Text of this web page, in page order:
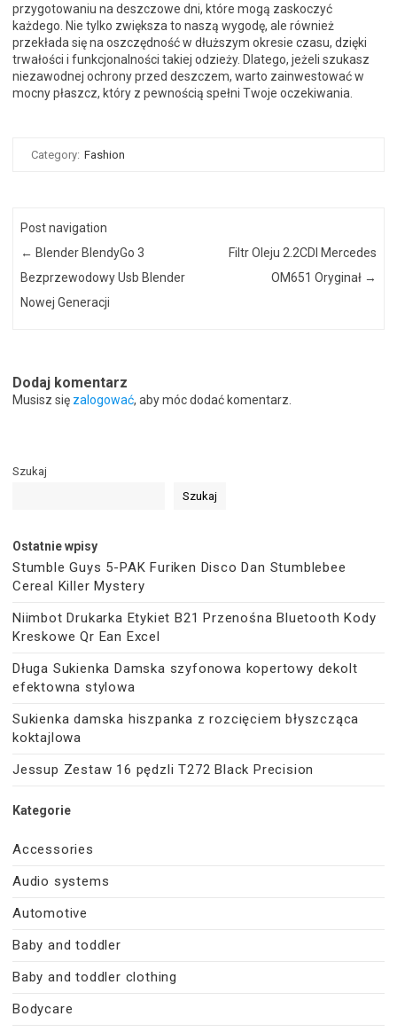
przygotowaniu na deszczowe dni, które mogą zaskoczyć
każdego. Nie tylko zwiększa to naszą wygodę, ale również
przekłada się na oszczędność w dłuższym okresie czasu, dzięki
trwałości i funkcjonalności takiej odzieży. Dlatego, jeżeli szukasz
niezawodnej ochrony przed deszczem, warto zainwestować w
mocny płaszcz, który z pewnością spełni Twoje oczekiwania.
Category: Fashion
Post navigation
← Blender BlendyGo 3
Bezprzewodowy Usb Blender
Nowej Generacji
Filtr Oleju 2.2CDI Mercedes
OM651 Oryginał →
Dodaj komentarz
Musisz się zalogować, aby móc dodać komentarz.
Szukaj
Szukaj
Ostatnie wpisy
Stumble Guys 5-PAK Furiken Disco Dan Stumblebee
Cereal Killer Mystery
Niimbot Drukarka Etykiet B21 Przenośna Bluetooth Kody
Kreskowe Qr Ean Excel
Długa Sukienka Damska szyfonowa kopertowy dekolt
efektowna stylowa
Sukienka damska hiszpanka z rozcięciem błyszcząca
koktajlowa
Jessup Zestaw 16 pędzli T272 Black Precision
Kategorie
Accessories
Audio systems
Automotive
Baby and toddler
Baby and toddler clothing
Bodycare